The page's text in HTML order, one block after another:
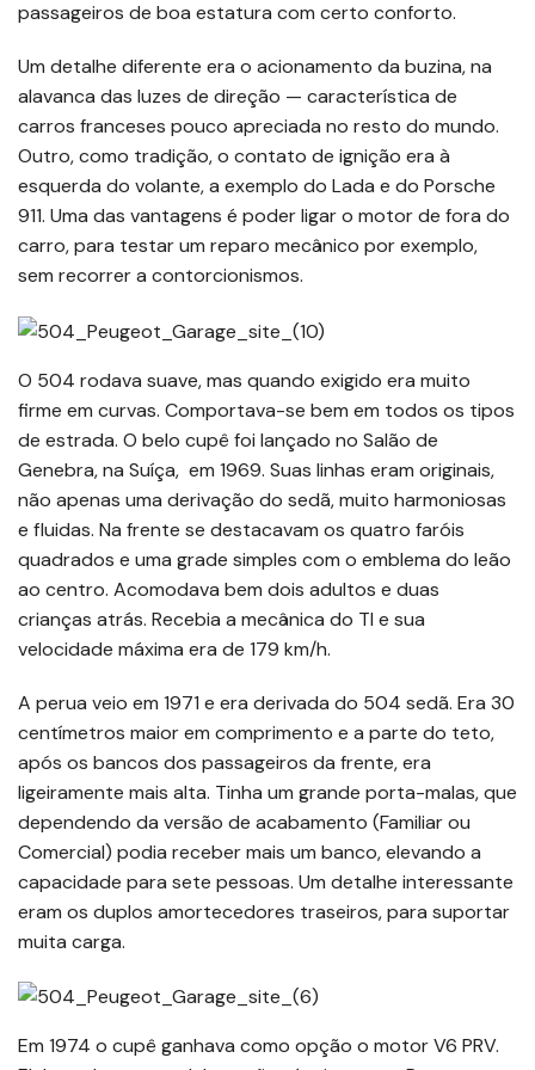
passageiros de boa estatura com certo conforto.
Um detalhe diferente era o acionamento da buzina, na
alavanca das luzes de direção — característica de
carros franceses pouco apreciada no resto do mundo.
Outro, como tradição, o contato de ignição era à
esquerda do volante, a exemplo do Lada e do Porsche
911. Uma das vantagens é poder ligar o motor de fora do
carro, para testar um reparo mecânico por exemplo,
sem recorrer a contorcionismos.
O 504 rodava suave, mas quando exigido era muito
firme em curvas. Comportava-se bem em todos os tipos
de estrada. O belo cupê foi lançado no Salão de
Genebra, na Suíça, em 1969. Suas linhas eram originais,
não apenas uma derivação do sedã, muito harmoniosas
e fluidas. Na frente se destacavam os quatro faróis
quadrados e uma grade simples com o emblema do leão
ao centro. Acomodava bem dois adultos e duas
crianças atrás. Recebia a mecânica do TI e sua
velocidade máxima era de 179 km/h.
A perua veio em 1971 e era derivada do 504 sedã. Era 30
centímetros maior em comprimento e a parte do teto,
após os bancos dos passageiros da frente, era
ligeiramente mais alta. Tinha um grande porta-malas, que
dependendo da versão de acabamento (Familiar ou
Comercial) podia receber mais um banco, elevando a
capacidade para sete pessoas. Um detalhe interessante
eram os duplos amortecedores traseiros, para suportar
muita carga.
Em 1974 o cupê ganhava como opção o motor V6 PRV.